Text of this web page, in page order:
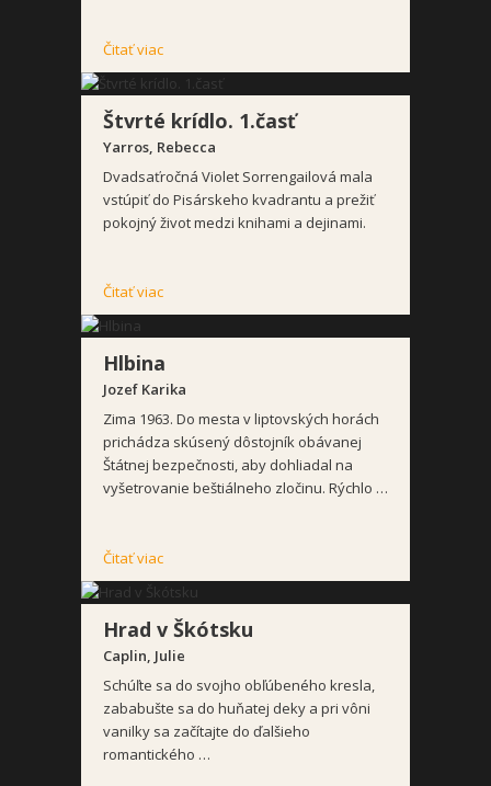
Čitať viac
Štvrté krídlo. 1.časť
Yarros, Rebecca
Dvadsaťročná Violet Sorrengailová mala
vstúpiť do Pisárskeho kvadrantu a prežiť
pokojný život medzi knihami a dejinami.
Čitať viac
Hlbina
Jozef Karika
Zima 1963. Do mesta v liptovských horách
prichádza skúsený dôstojník obávanej
Štátnej bezpečnosti, aby dohliadal na
vyšetrovanie beštiálneho zločinu. Rýchlo …
Čitať viac
Hrad v Škótsku
Caplin, Julie
Schúľte sa do svojho obľúbeného kresla,
zababušte sa do huňatej deky a pri vôni
vanilky sa začítajte do ďalšieho
romantického …